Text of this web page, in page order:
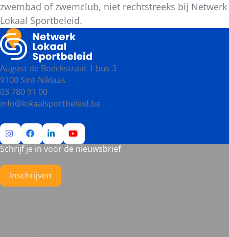
zwembad of zwemclub, niet rechtstreeks bij Netwerk
Lokaal Sportbeleid.
August de Boeckstraat 1 bus 3
9100 Sint-Niklaas
03 780 91 00
info@lokaalsportbeleid.be
Ga
Instagram
Ga
Facebook
Ga
LinkedIn
Ga
Schrijf je in voor de nieuwsbrief
Inschrijven